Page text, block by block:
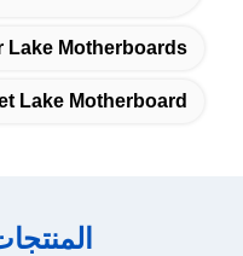
Lake Motherboards
Lake Motherboard